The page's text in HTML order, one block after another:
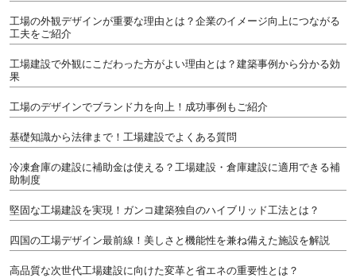
工場の外観デザインが重要な理由とは？企業のイメージ向上につながる
工夫をご紹介
工場建設で外観にこだわった方がよい理由とは？建築事例から分かる効
果
工場のデザインでブランド力を向上！成功事例もご紹介
基礎知識から法律まで！工場建設でよくある質問
冷凍倉庫の建設に補助金は使える？工場建設・倉庫建設に適用できる補
助制度
堅固な工場建設を実現！ガンコ建築独自のハイブリッド工法とは？
四国の工場デザイン最前線！美しさと機能性を兼ね備えた施設を解説
高品質な次世代工場建設に向けた変革と省エネの重要性とは？